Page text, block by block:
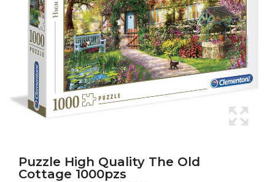
Puzzle High Quality The Old
Cottage 1000pzs